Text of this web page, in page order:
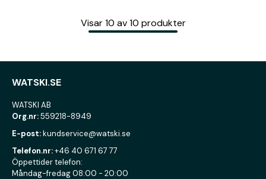
Visar 10 av 10 produkter
WATSKI.SE
WATSKI AB
Org.nr:559218-8949
E-post:kundservice@watski.se
Telefon.nr:+46 40 671 67 77
Öppettider telefon:
Måndag-fredag 08:00 - 20:00